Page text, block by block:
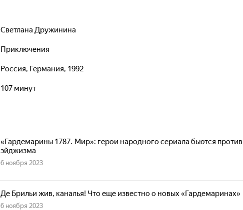
Светлана Дружинина
приключения
Россия, Германия, 1992
107 минут
«Гардемарины 1787. Мир»: герои народного сериала бьются против
эйджизма
6 ноября 2023
Де Брильи жив, каналья! Что еще известно о новых «Гардемаринах»
6 ноября 2023